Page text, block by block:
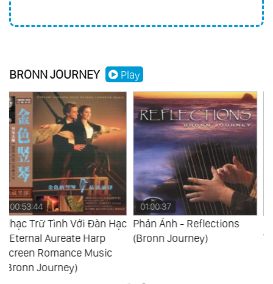
BRONN JOURNEY Play
01:00:37
Phản Ánh - Reflections
(Bronn Journey)
00:55:17
Kho Báu Cổ Điển - Classic
Treasures (Bronn Journey)